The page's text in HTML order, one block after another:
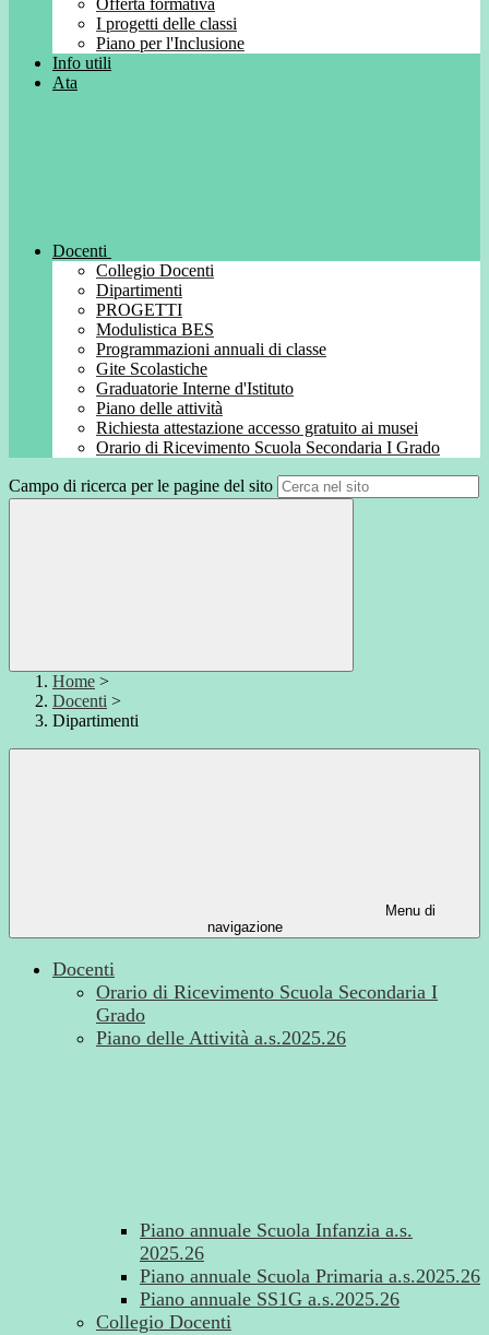
Offerta formativa
I progetti delle classi
Piano per l'Inclusione
Info utili
Ata
Docenti
Collegio Docenti
Dipartimenti
PROGETTI
Modulistica BES
Programmazioni annuali di classe
Gite Scolastiche
Graduatorie Interne d'Istituto
Piano delle attività
Richiesta attestazione accesso gratuito ai musei
Orario di Ricevimento Scuola Secondaria I Grado
Campo di ricerca per le pagine del sito
Home >
Docenti >
Dipartimenti
Menu di
navigazione
Docenti
Orario di Ricevimento Scuola Secondaria I
Grado
Piano delle Attività a.s.2025.26
Piano annuale Scuola Infanzia a.s.
2025.26
Piano annuale Scuola Primaria a.s.2025.26
Piano annuale SS1G a.s.2025.26
Collegio Docenti